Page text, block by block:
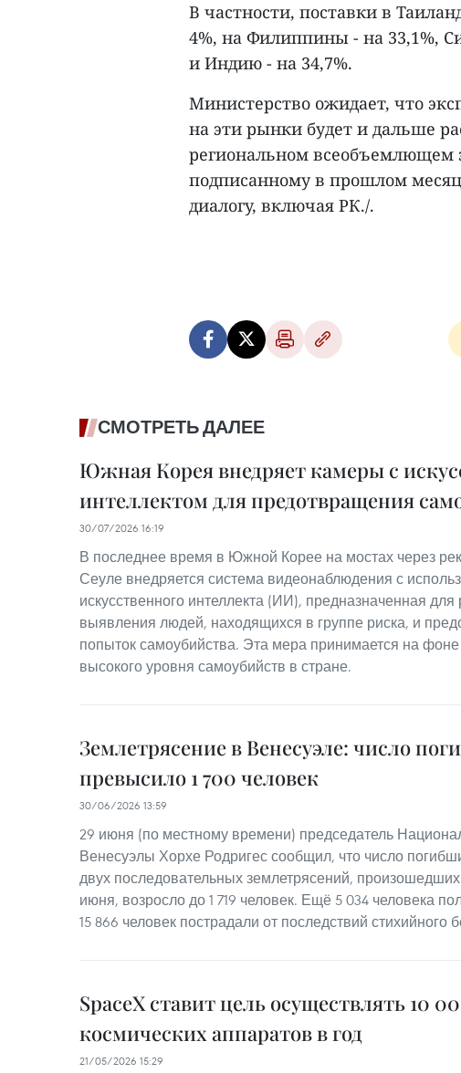
В частности, поставки в
4%, на Филиппины - на 33,1%,
и Индию - на 34,7%.
Министерство ожидает, что
на эти рынки будет и дальше
региональном всеобъемлющем
подписанному в прошлом
диалогу, включая РК./.
СМОТРЕТЬ ДАЛЕЕ
Южная Корея внедряет камеры с
интеллектом для предотвращения
30/07/2026 16:19
В последнее время в Южной Корее на мостах через
Сеуле внедряется система видеонаблюдения с
искусственного интеллекта (ИИ), предназначенная для
выявления людей, находящихся в группе риска, и
попыток самоубийства. Эта мера принимается на
высокого уровня самоубийств в стране.
Землетрясение в Венесуэле: число
превысило 1 700 человек
30/06/2026 13:59
29 июня (по местному времени) председатель
Венесуэлы Хорхе Родригес сообщил, что число
двух последовательных землетрясений,
июня, возросло до 1 719 человек. Ещё 5 034 человека
15 866 человек пострадали от последствий стихийного
SpaceX ставит цель осуществлять 10
космических аппаратов в год
21/05/2026 15:29